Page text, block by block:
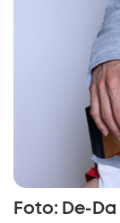
Foto: De-